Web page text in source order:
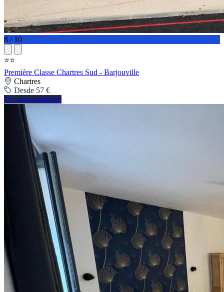
8 / 10
⭐⭐
Première Classe Chartres Sud - Barjouville
Chartres
Desde 57 €
Ver disponibilidad